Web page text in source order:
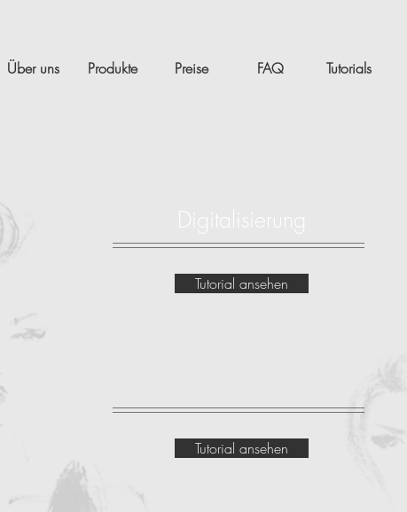
Über uns Produkte Preise FAQ Tutorials
Tutorial ansehen
Tutorial ansehen